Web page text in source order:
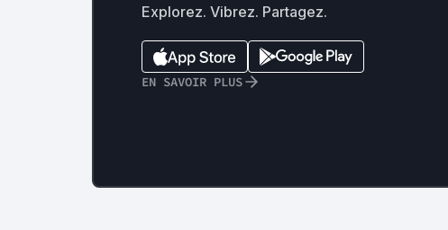
Explorez. Vibrez. Partagez.
EN SAVOIR PLUS